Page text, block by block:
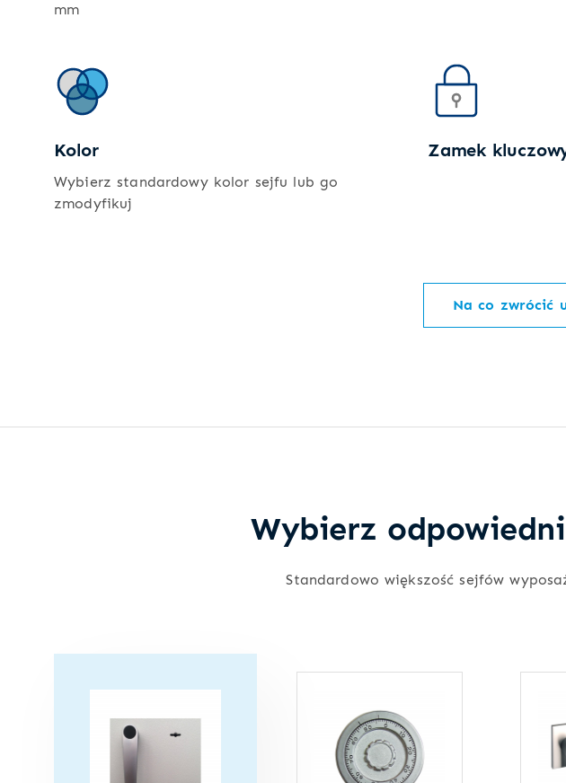
mm
Kolor
Wybierz standardowy kolor sejfu lub go
zmodyfikuj
Zamek
Na co zwrócić
Wybierz
Standardowo większość sejfów